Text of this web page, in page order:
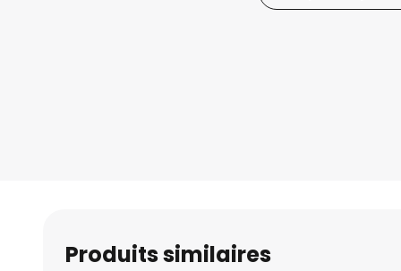
Produits similaires